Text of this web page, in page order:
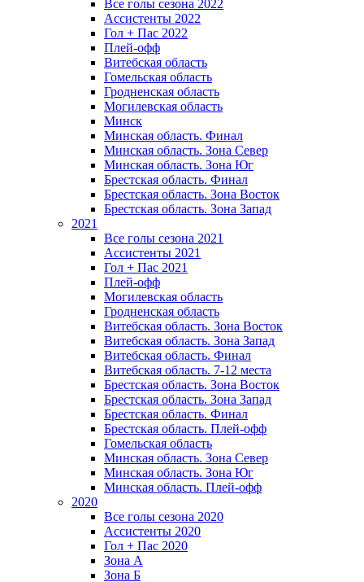
Все голы сезона 2022
Ассистенты 2022
Гол + Пас 2022
Плей-офф
Витебская область
Гомельская область
Гродненская область
Могилевская область
Минск
Mинская область. Финал
Минская область. Зона Север
Минская область. Зона Юг
Брестская область. Финал
Брестская область. Зона Восток
Брестская область. Зона Запад
2021
Все голы сезона 2021
Ассистенты 2021
Гол + Пас 2021
Плей-офф
Могилевская область
Гродненская область
Витебская область. Зона Восток
Витебская область. Зона Запад
Витебская область. Финал
Витебская область. 7-12 места
Брестская область. Зона Восток
Брестская область. Зона Запад
Брестская область. Финал
Брестская область. Плей-офф
Гомельская область
Минская область. Зона Север
Минская область. Зона Юг
Минская область. Плей-офф
2020
Все голы сезона 2020
Ассистенты 2020
Гол + Пас 2020
Зона А
Зона Б